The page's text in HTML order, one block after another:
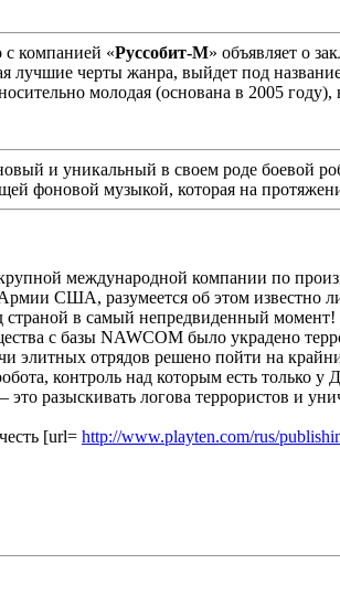
с компанией «Руссобит-М» объявляет о
лучшие черты жанра, выйдет под
молодая (основана в 2005
и уникальный в своем роде боевой
фоновой музыкой, которая на
международной компании по
США, разумеется об этом известно
страной в самый непредвиденный
с базы NAWCOM было украдено
элитных отрядов решено пойти на
контроль над которым есть только
это разыскивать логова террористов и
[url= http://www.playten.com/rus/